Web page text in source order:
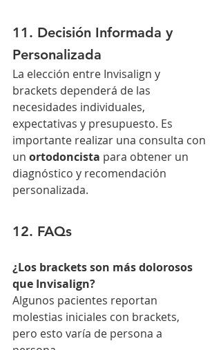
11. Decisión Informada y
Personalizada
La elección entre Invisalign y
brackets dependerá de las
necesidades individuales,
expectativas y presupuesto. Es
importante realizar una consulta con
un ortodoncista para obtener un
diagnóstico y recomendación
personalizada.
12. FAQs
¿Los brackets son más dolorosos
que Invisalign?
Algunos pacientes reportan
molestias iniciales con brackets,
pero esto varía de persona a